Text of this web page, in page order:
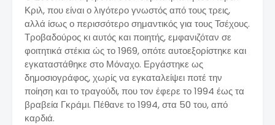
Κριλ, που είναι ο λιγότερο γνωστός από τους τρεις,
αλλά ίσως ο περισσότερο σημαντικός για τους Τσέχους.
Τροβαδούρος κι αυτός και ποιητής, εμφανιζόταν σε
φοιτητικά στέκια ώς το 1969, οπότε αυτοεξορίστηκε και
εγκαταστάθηκε στο Μόναχο. Εργάστηκε ως
δημοσιογράφος, χωρίς να εγκαταλείψει ποτέ την
ποίηση και το τραγούδι, που τον έφερε το 1994 έως τα
βραβεία Γκράμι. Πέθανε το 1994, στα 50 του, από
καρδιά.